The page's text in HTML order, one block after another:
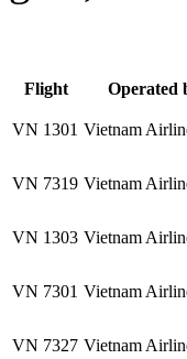
Flight Operated
VN 1301 Vietnam
VN 7319 Vietnam
VN 1303 Vietnam
VN 7301 Vietnam
VN 7327 Vietnam